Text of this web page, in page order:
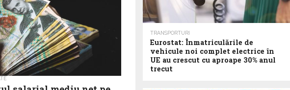
TRANSPORTURI
Eurostat: Înmatriculările de
vehicule noi complet electrice în
UE au crescut cu aproape 30% anul
trecut